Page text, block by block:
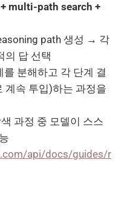
multi-path search +
path 생성 → 각
의 답 선택
분해하고 각 단계 결
계속 투입)하는 과정을
과정 중 모델이 스스
api/docs/guides/r